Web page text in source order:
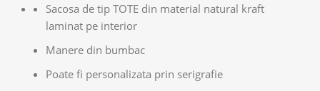
Sacosa de tip TOTE din material natural kraft
laminat pe interior
Manere din bumbac
Poate fi personalizata prin serigrafie